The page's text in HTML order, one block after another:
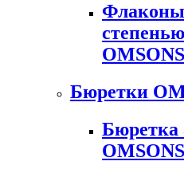
OMSONS
Бюретки
Бюретка
OMSONS